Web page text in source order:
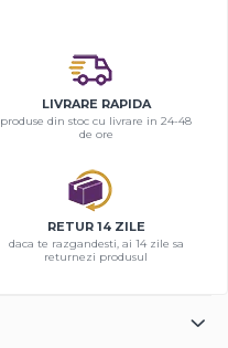
LIVRARE RAPIDA
produse din stoc cu livrare in 24-48
de ore
RETUR 14 ZILE
daca te razgandesti, ai 14 zile sa
returnezi produsul